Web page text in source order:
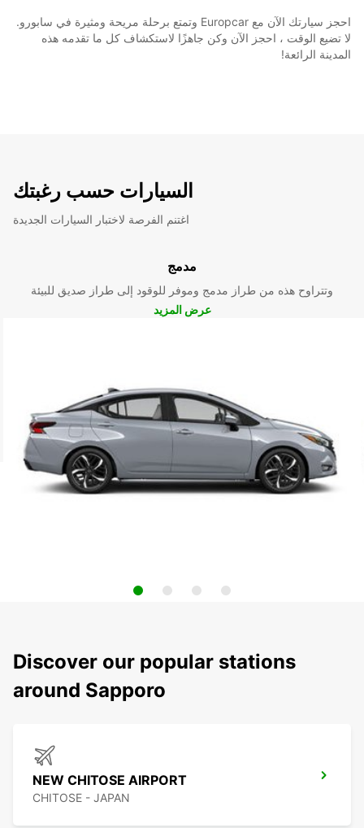
احجز سيارتك الآن مع Europcar وتمتع برحلة مريحة ومثيرة في سابورو.
لا تضيع الوقت ، احجز الآن وكن جاهزًا لاستكشاف كل ما تقدمه هذه
المدينة الرائعة!
السيارات حسب رغبتك
اغتنم الفرصة لاختبار السيارات الجديدة
مدمج
وتتراوح هذه من طراز مدمج وموفر للوقود إلى طراز صديق للبيئة
عرض المزيد
Discover our popular stations
around Sapporo
NEW CHITOSE AIRPORT
CHITOSE - JAPAN